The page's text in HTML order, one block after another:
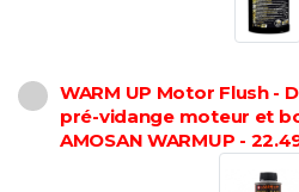
WARM UP Motor Flush -
pré-vidange moteur et
AMOSAN WARMUP -